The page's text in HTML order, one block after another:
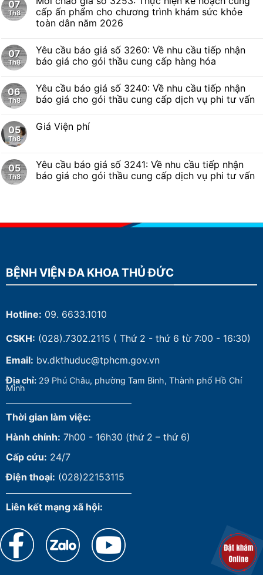
07
Th8
cấp ấn phẩm cho chương trình khám sức khỏe
toàn dân năm 2026
07
Th8
Yêu cầu báo giá số 3260: Về nhu cầu tiếp nhận
báo giá cho gói thầu cung cấp hàng hóa
06
Th8
Yêu cầu báo giá số 3240: Về nhu cầu tiếp nhận
báo giá cho gói thầu cung cấp dịch vụ phi tư vấn
05
Th8
Giá Viện phí
05
Th8
Yêu cầu báo giá số 3241: Về nhu cầu tiếp nhận
báo giá cho gói thầu cung cấp dịch vụ phi tư vấn
BỆNH VIỆN ĐA KHOA THỦ ĐỨC
Hotline: 09. 6633.1010
CSKH: (028).7302.2115 ( Thứ 2 - thứ 6 từ 7:00 - 16:30)
Email: bv.dkthuduc@tphcm.gov.vn
Địa chỉ: 29 Phú Châu, phường Tam Bình, Thành phố Hồ Chí
Minh
Thời gian làm việc:
Hành chính: 7h00 - 16h30 (thứ 2 – thứ 6)
Cấp cứu: 24/7
Điện thoại: (028)22153115
Liên kết mạng xã hội: